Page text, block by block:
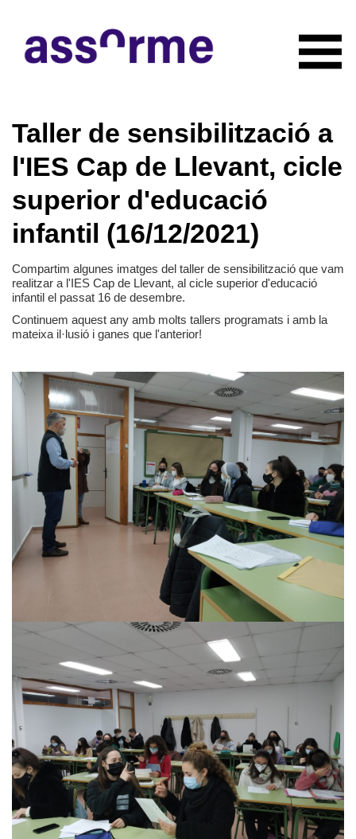
NOTICIAS
CONÓCENOS
Quiénes somos
Organigrama
Actividades
Documentación
RECURSOS
CONTACTO
Privacidad y uso de cookies
Mapa de la Web
Avisos legales
Taller de sensibilització a
l'IES Cap de Llevant, cicle
superior d'educació
infantil (16/12/2021)
Compartim algunes imatges del taller de sensibilització que vam
realitzar a l'IES Cap de Llevant, al cicle superior d'educació
infantil el passat 16 de desembre.
Continuem aquest any amb molts tallers programats i amb la
mateixa il·lusió i ganes que l'anterior!